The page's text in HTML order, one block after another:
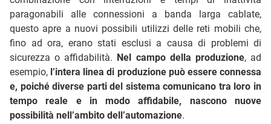
paragonabili alle connessioni a banda larga cablate,
questo apre a nuovi possibili utilizzi delle reti mobili che,
fino ad ora, erano stati esclusi a causa di problemi di
sicurezza o affidabilità. Nel campo della produzione, ad
esempio, l’intera linea di produzione può essere connessa
e, poiché diverse parti del sistema comunicano tra loro in
tempo reale e in modo affidabile, nascono nuove
possibilità nell’ambito dell’automazione.